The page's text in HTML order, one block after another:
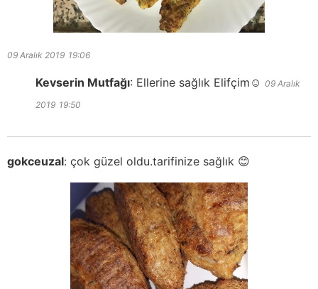
09 Aralık 2019 19:06
Kevserin Mutfağı: Ellerine sağlık Elifçim☺️ 09 Aralık
2019 19:50
gokceuzal: çok güzel oldu.tarifinize sağlık 😊